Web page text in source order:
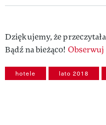
Dziękujemy, że
Bądź na bieżąco! Obserwuj
hotele lato 2018